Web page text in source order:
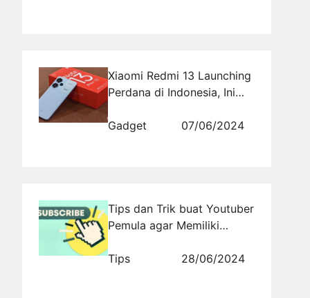
Xiaomi Redmi 13 Launching
Perdana di Indonesia, Ini
Gadget
07/06/2024
Tips dan Trik buat Youtuber
Pemula agar Memiliki
Subscriber di Youtube
Tips 28/06/2024